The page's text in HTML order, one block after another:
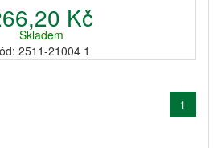
Kč
Skladem
2511-21004 1
1